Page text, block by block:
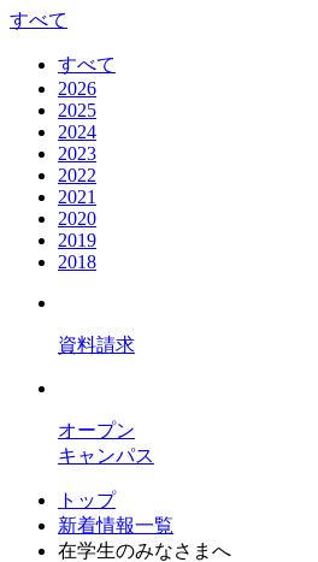
すべて
すべて
2026
2025
2024
2023
2022
2021
2020
2019
2018
資料請求
オープン
キャンパス
トップ
新着情報一覧
在学生のみなさまへ